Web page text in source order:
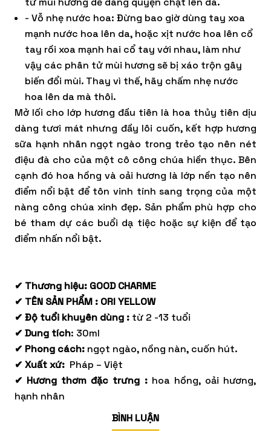
- Vỗ nhẹ nước hoa: Đừng bao giờ dùng tay xoa
mạnh nước hoa lên da, hoặc xịt nước hoa lên cổ
tay rồi xoa mạnh hai cổ tay với nhau, làm như
vậy các phân tử mùi hương sẽ bị xáo trộn gây
biến đổi mùi. Thay vì thế, hãy chấm nhẹ nước
hoa lên da mà thôi.
Mở lối cho lớp hương đầu tiên là hoa thủy tiên dịu
dàng tươi mát nhưng đầy lôi cuốn, kết hợp hương
sữa hạnh nhân ngọt ngào trong trẻo tạo nên nét
điệu đà cho của một cô công chúa hiền thục. Bên
cạnh đó hoa hồng và oải hương là lớp nền tạo nên
điểm nổi bật để tôn vinh tính sang trọng của một
nàng công chúa xinh đẹp. Sản phẩm phù hợp cho
bé tham dự các buổi dạ tiệc hoặc sự kiện để tạo
điểm nhấn nổi bật.
✔ Thương hiệu: GOOD CHARME
✔ TÊN SẢN PHẨM : ORI YELLOW
✔ Độ tuổi khuyên dùng : từ 2 -13 tuổi
✔ Dung tích: 30ml
✔ Phong cách: ngọt ngào, nồng nàn, cuốn hút.
✔ Xuất xứ: Pháp – Việt
✔ Hương thơm đặc trưng :hoa hồng, oải hương,
hạnh nhân
BÌNH LUẬN